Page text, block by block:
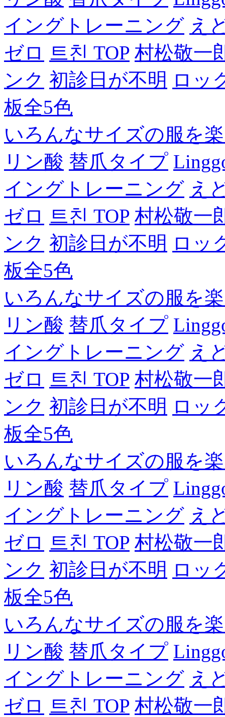
イングトレーニング え
ゼロ 트친 TOP 村松敬一
ンク 初診日が不明 ロッ
板全5色
いろんなサイズの服を
リン酸 替爪タイプ
イングトレーニング え
ゼロ 트친 TOP 村松敬一
ンク 初診日が不明 ロッ
板全5色
いろんなサイズの服を
リン酸 替爪タイプ
イングトレーニング え
ゼロ 트친 TOP 村松敬一
ンク 初診日が不明 ロッ
板全5色
いろんなサイズの服を
リン酸 替爪タイプ
イングトレーニング え
ゼロ 트친 TOP 村松敬一
ンク 初診日が不明 ロッ
板全5色
いろんなサイズの服を
リン酸 替爪タイプ
イングトレーニング え
ゼロ 트친 TOP 村松敬一